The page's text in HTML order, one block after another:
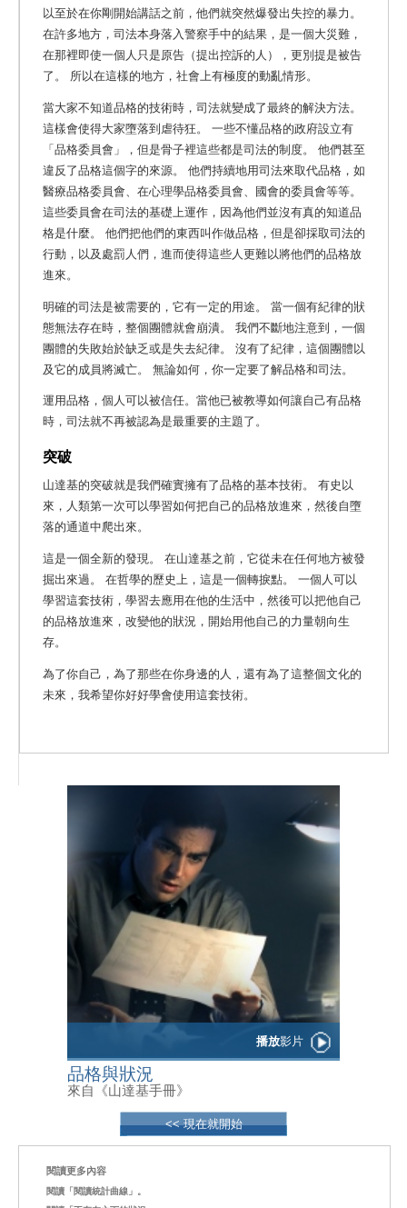
播放影片
品格與狀況
來自《山達基手冊》
<< 現在就開始
以至於在你剛開始講話之前，他們就突然爆發出失控的暴力。
在許多地方，司法本身落入警察手中的結果，是一個大災難，
在那裡即使一個人只是原告（提出控訴的人），更別提是被告
了。 所以在這樣的地方，社會上有極度的動亂情形。
當大家不知道品格的技術時，司法就變成了最終的解決方法。
這樣會使得大家墮落到虐待狂。 一些不懂品格的政府設立有
「品格委員會」，但是骨子裡這些都是司法的制度。 他們甚至
違反了品格這個字的來源。
他們持續地用司法來取代品格，如
醫療品格委員會、在心理學品格委員會、國會的委員會等等。
這些委員會在司法的基礎上運作，因為他們並沒有真的知道品
格是什麼。 他們把他們的東西叫作做品格，但是卻採取司法的
行動，以及處罰人們，進而使得這些人更難以將他們的品格放
進來。
明確的司法是被需要的，它有一定的用途。 當一個有紀律的狀
態無法存在時，整個團體就會崩潰。 我們不斷地注意到，一個
團體的失敗始於缺乏或是失去紀律。 沒有了紀律，這個團體以
及它的成員將滅亡。 無論如何，你一定要了解品格和司法。
運用品格，個人可以被信任。當他已被教導如何讓自己有品格
時，司法就不再被認為是最重要的主題了。
突破
山達基的突破就是我們確實擁有了品格的基本技術。
有史以
來，人類第一次可以學習如何把自己的品格放進來，然後自墮
落的通道中爬出來。
這是一個全新的發現。 在山達基之前，它從未在任何地方被發
掘出來過。 在哲學的歷史上，這是一個轉捩點。 一個人可以
學習這套技術，學習去應用在他的生活中，然後可以把他自己
的品格放進來，改變他的狀況，開始用他自己的力量朝向生
存。
為了你自己，為了那些在你身邊的人，還有為了這整個文化的
未來，我希望你好好學會使用這套技術。
閱讀更多內容
閱讀「閱讀統計曲線」。